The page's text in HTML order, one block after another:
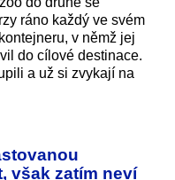
ráno každý ve svém
v němž jej
do cílové destinace.
a už si zvykají na
však zatím neví